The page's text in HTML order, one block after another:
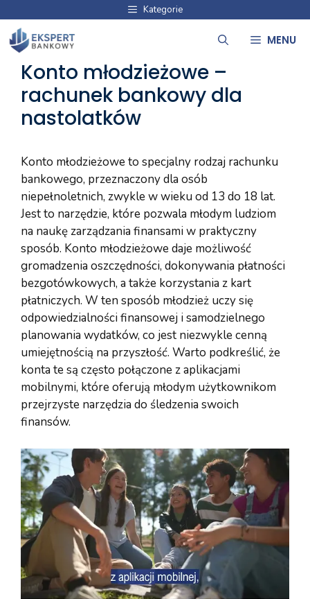
treści
Kategorie
MENU
Konto młodzieżowe –
rachunek bankowy dla
nastolatków
Konto młodzieżowe to specjalny rodzaj rachunku
bankowego, przeznaczony dla osób
niepełnoletnich, zwykle w wieku od 13 do 18 lat.
Jest to narzędzie, które pozwala młodym ludziom
na naukę zarządzania finansami w praktyczny
sposób. Konto młodzieżowe daje możliwość
gromadzenia oszczędności, dokonywania płatności
bezgotówkowych, a także korzystania z kart
płatniczych. W ten sposób młodzież uczy się
odpowiedzialności finansowej i samodzielnego
planowania wydatków, co jest niezwykle cenną
umiejętnością na przyszłość. Warto podkreślić, że
konta te są często połączone z aplikacjami
mobilnymi, które oferują młodym użytkownikom
przejrzyste narzędzia do śledzenia swoich
finansów.